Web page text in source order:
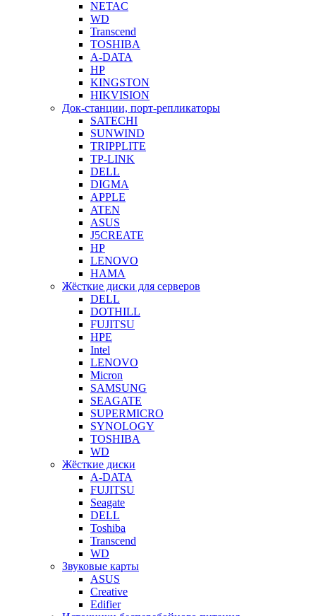
NETAC
WD
Transcend
TOSHIBA
A-DATA
HP
KINGSTON
HIKVISION
Док-станции, порт-репликаторы
SATECHI
SUNWIND
TRIPPLITE
TP-LINK
DELL
DIGMA
APPLE
ATEN
ASUS
J5CREATE
HP
LENOVO
HAMA
Жёсткие диски для серверов
DELL
DOTHILL
FUJITSU
HPE
Intel
LENOVO
Micron
SAMSUNG
SEAGATE
SUPERMICRO
SYNOLOGY
TOSHIBA
WD
Жёсткие диски
A-DATA
FUJITSU
Seagate
DELL
Toshiba
Transcend
WD
Звуковые карты
ASUS
Creative
Edifier